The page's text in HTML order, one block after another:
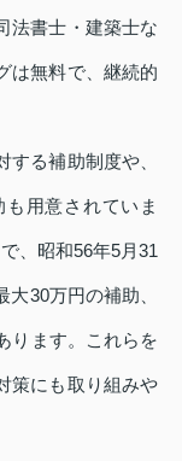
法書士・建築士な
は無料で、継続的
る補助制度や、
用意されていま
、昭和56年5月31
30万円の補助、
ります。これらを
策にも取り組みや